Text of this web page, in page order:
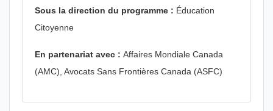
Sous la direction du programme : Éducation
Citoyenne
En partenariat avec : Affaires Mondiale Canada
(AMC), Avocats Sans Frontières Canada (ASFC)